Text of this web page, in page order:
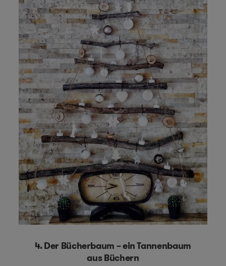
4. Der Bücherbaum – ein Tannenbaum
aus Büchern